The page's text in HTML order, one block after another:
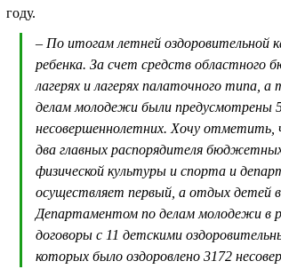
году.
– По итогам летней оздоровительной
ребенка. За счет средств областного
лагерях и лагерях палаточного типа,
делам молодежи были предусмотрены
несовершеннолетних. Хочу отметить,
два главных распорядителя
физической культуры и спорта и
осуществляет первый, а отдых детей
Департаментом по делам молодежи в
договоры с 11 детскими
которых было оздоровлено 3172